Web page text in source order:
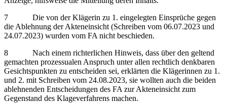
7 Die von der Klägerin zu 1. eingelegten Einsprüche gegen
die Ablehnung der Akteneinsicht (Schreiben vom 06.07.2023 und
24.07.2023) wurden vom FA nicht beschieden.
8 Nach einem richterlichen Hinweis, dass über den geltend
gemachten prozessualen Anspruch unter allen rechtlich denkbaren
Gesichtspunkten zu entscheiden sei, erklärten die Klägerinnen zu 1.
und 2. mit Schreiben vom 24.08.2023, sie wollten auch die beiden
ablehnenden Entscheidungen des FA zur Akteneinsicht zum
Gegenstand des Klageverfahrens machen.